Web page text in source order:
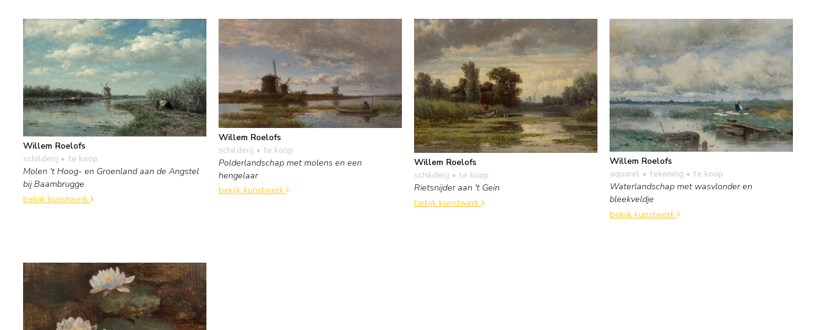
Willem Roelofs
schilderij • te koop
Molen 't Hoog- en Groenland aan de Angstel
bij Baambrugge
bekijk kunstwerk
Willem Roelofs
schilderij • te koop
Polderlandschap met molens en een
hengelaar
bekijk kunstwerk
Willem Roelofs
schilderij • te koop
Rietsnijder aan 't Gein
bekijk kunstwerk
Willem Roelofs
aquarel • tekening • te koop
Waterlandschap met wasvlonder en
bleekveldje
bekijk kunstwerk